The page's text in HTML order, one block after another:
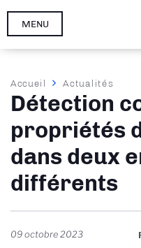
Aller
MENU
Fil
d'Ariane
Accueil Actualités
Détection
propriétés
dans deux
différents
09 octobre 2023